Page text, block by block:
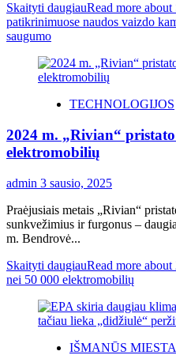
Skaityti daugiauRead more
patikrinimuose naudos vaizdo
saugumo
TECHNOLOGIJOS
2024 m. „Rivian“
elektromobilių
admin 3 sausio, 2025
Praėjusiais metais „Rivian“
sunkvežimius ir furgonus –
m. Bendrovė...
Skaityti daugiauRead more
nei 50 000 elektromobilių
IŠMANŪS